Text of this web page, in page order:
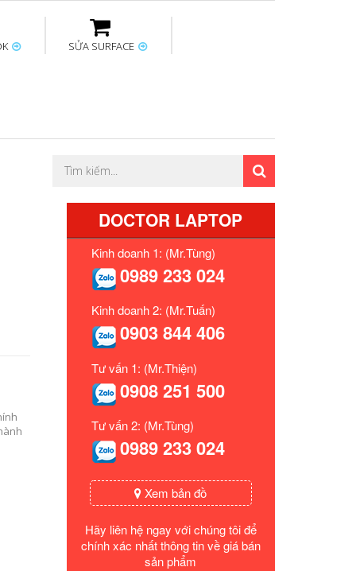
Thay bàn phím
SỬA SURFACE
Thay sạc Surface Sửa Mainboard
L13M4P71
DOCTOR LAPTOP
Kinh doanh 1: (Mr.Tùng)
0989 233 024
Kinh doanh 2: (Mr.Tuấn)
0903 844 406
Tư vấn 1: (Mr.Thiện)
0908 251 500
Tư vấn 2: (Mr.Tùng)
0989 233 024
Xem bản đồ
Hãy liên hệ ngay với chúng tôi để
chính xác nhất thông tin về giá bán
sản phẩm